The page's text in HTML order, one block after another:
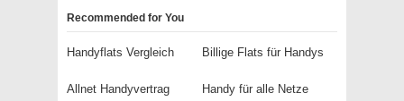
Recommended for You
Handyflats Vergleich Billige Flats für Handys
Allnet Handyvertrag Handy für alle Netze